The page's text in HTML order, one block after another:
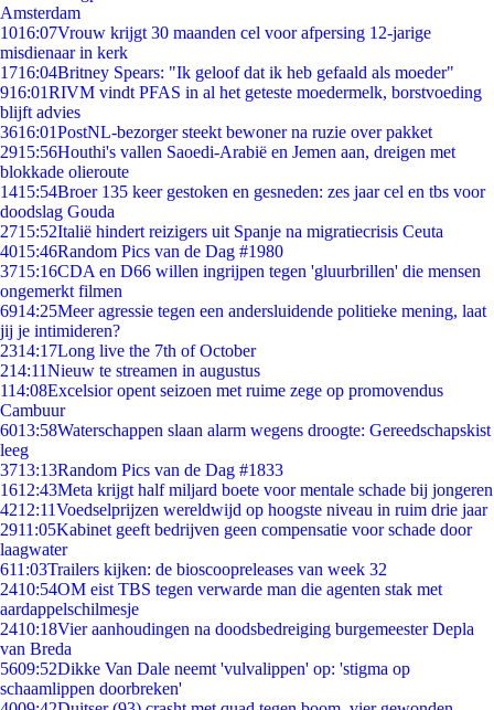
Amsterdam
1016:07Vrouw krijgt 30 maanden cel voor afpersing 12-jarige
misdienaar in kerk
1716:04Britney Spears: "Ik geloof dat ik heb gefaald als moeder"
916:01RIVM vindt PFAS in al het geteste moedermelk, borstvoeding
blijft advies
3616:01PostNL-bezorger steekt bewoner na ruzie over pakket
2915:56Houthi's vallen Saoedi-Arabië en Jemen aan, dreigen met
blokkade olieroute
1415:54Broer 135 keer gestoken en gesneden: zes jaar cel en tbs voor
doodslag Gouda
2715:52Italië hindert reizigers uit Spanje na migratiecrisis Ceuta
4015:46Random Pics van de Dag #1980
3715:16CDA en D66 willen ingrijpen tegen 'gluurbrillen' die mensen
ongemerkt filmen
6914:25Meer agressie tegen een andersluidende politieke mening, laat
jij je intimideren?
2314:17Long live the 7th of October
214:11Nieuw te streamen in augustus
114:08Excelsior opent seizoen met ruime zege op promovendus
Cambuur
6013:58Waterschappen slaan alarm wegens droogte: Gereedschapskist
leeg
3713:13Random Pics van de Dag #1833
1612:43Meta krijgt half miljard boete voor mentale schade bij jongeren
4212:11Voedselprijzen wereldwijd op hoogste niveau in ruim drie jaar
2911:05Kabinet geeft bedrijven geen compensatie voor schade door
laagwater
611:03Trailers kijken: de bioscoopreleases van week 32
2410:54OM eist TBS tegen verwarde man die agenten stak met
aardappelschilmesje
2410:18Vier aanhoudingen na doodsbedreiging burgemeester Depla
van Breda
5609:52Dikke Van Dale neemt 'vulvalippen' op: 'stigma op
schaamlippen doorbreken'